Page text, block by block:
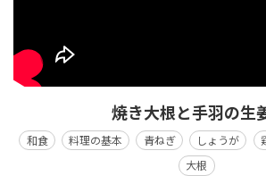
焼き大根と手羽の生
和食 料理の基本 青ねぎ しょうが
大根